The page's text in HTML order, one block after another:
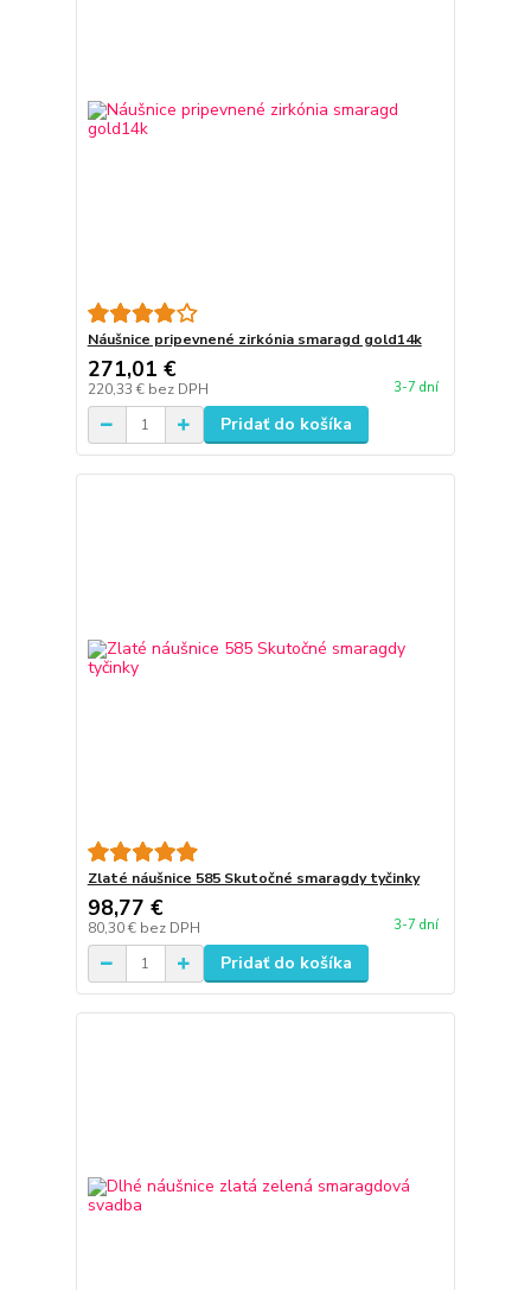
Náušnice pripevnené zirkónia smaragd gold14k
271,01 €
220,33 € bez DPH 3-7 dní
Pridať do košíka
Zlaté náušnice 585 Skutočné smaragdy tyčinky
98,77 €
80,30 € bez DPH 3-7 dní
Pridať do košíka